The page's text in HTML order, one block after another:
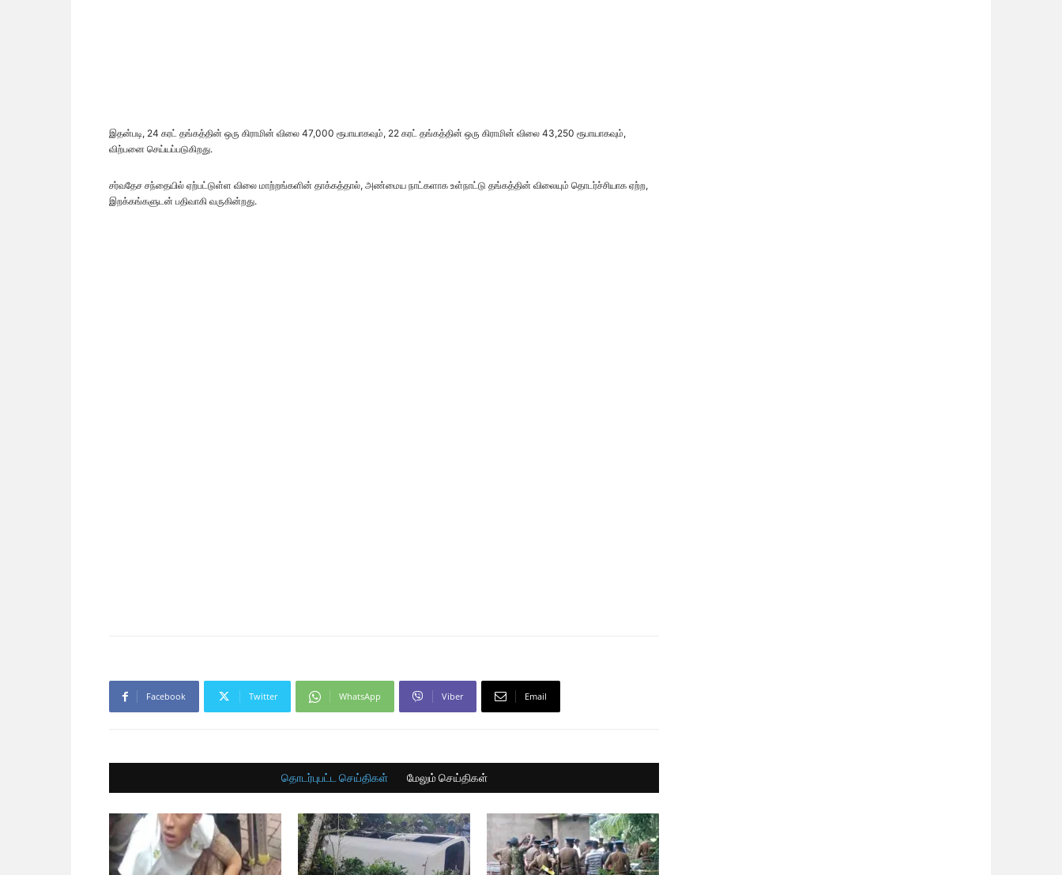
இதன்படி, 24 கரட் தங்கத்தின் ஒரு கிராமின் விலை 47,000 ரூபாயாகவும், 22 கரட் தங்கத்தின் ஒரு கிராமின் விலை 43,250 ரூபாயாகவும்,
விற்பனை செய்யப்படுகிறது.
சர்வதேச சந்தையில் ஏற்பட்டுள்ள விலை மாற்றங்களின் தாக்கத்தால், அண்மைய நாட்களாக உள்நாட்டு தங்கத்தின் விலையும் தொடர்ச்சியாக ஏற்ற,
இறக்கங்களுடன் பதிவாகி வருகின்றது.
Facebook Twitter WhatsApp Viber Email
தொடர்புபட்ட செய்திகள் மேலும் செய்திகள்